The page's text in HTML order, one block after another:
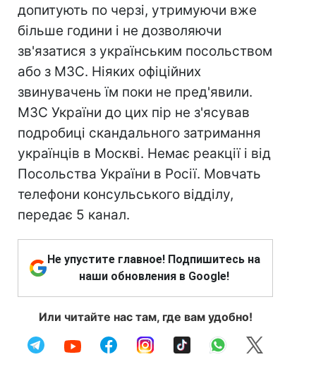
допитують по черзі, утримуючи вже
більше години і не дозволяючи
зв'язатися з українським посольством
або з МЗС. Ніяких офіційних
звинувачень їм поки не пред'явили.
МЗС України до цих пір не з'ясував
подробиці скандального затримання
українців в Москві. Немає реакції і від
Посольства України в Росії. Мовчать
телефони консульського відділу,
передає 5 канал.
Не упустите главное! Подпишитесь на
наши обновления в Google!
Или читайте нас там, где вам удобно!